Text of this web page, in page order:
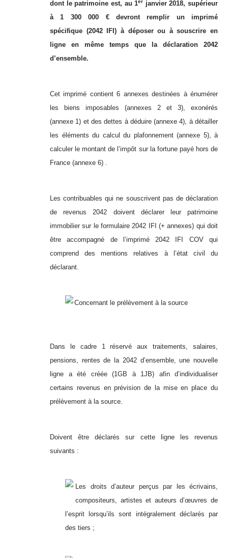
dont le patrimoine est, au 1er janvier 2018, supérieur
à 1 300 000 € devront remplir un imprimé
spécifique (2042 IFI) à déposer ou à souscrire en
ligne en même temps que la déclaration 2042
d’ensemble.
Cet imprimé contient 6 annexes destinées à énumérer
les biens imposables (annexes 2 et 3), exonérés
(annexe 1) et des dettes à déduire (annexe 4), à détailler
les éléments du calcul du plafonnement (annexe 5), à
calculer le montant de l’impôt sur la fortune payé hors de
France (annexe 6) .
Les contribuables qui ne souscrivent pas de déclaration
de revenus 2042 doivent déclarer leur patrimoine
immobilier sur le formulaire 2042 IFI (+ annexes) qui doit
être accompagné de l’imprimé 2042 IFI COV qui
comprend des mentions relatives à l’état civil du
déclarant.
Concernant le prélèvement à la source
Dans le cadre 1 réservé aux traitements, salaires,
pensions, rentes de la 2042 d’ensemble, une nouvelle
ligne a été créée (1GB à 1JB) afin d’individualiser
certains revenus en prévision de la mise en place du
prélèvement à la source.
Doivent être déclarés sur cette ligne les revenus
suivants :
Les droits d’auteur perçus par les écrivains,
compositeurs, artistes et auteurs d’œuvres de
l’esprit lorsqu’ils sont intégralement déclarés par
des tiers ;